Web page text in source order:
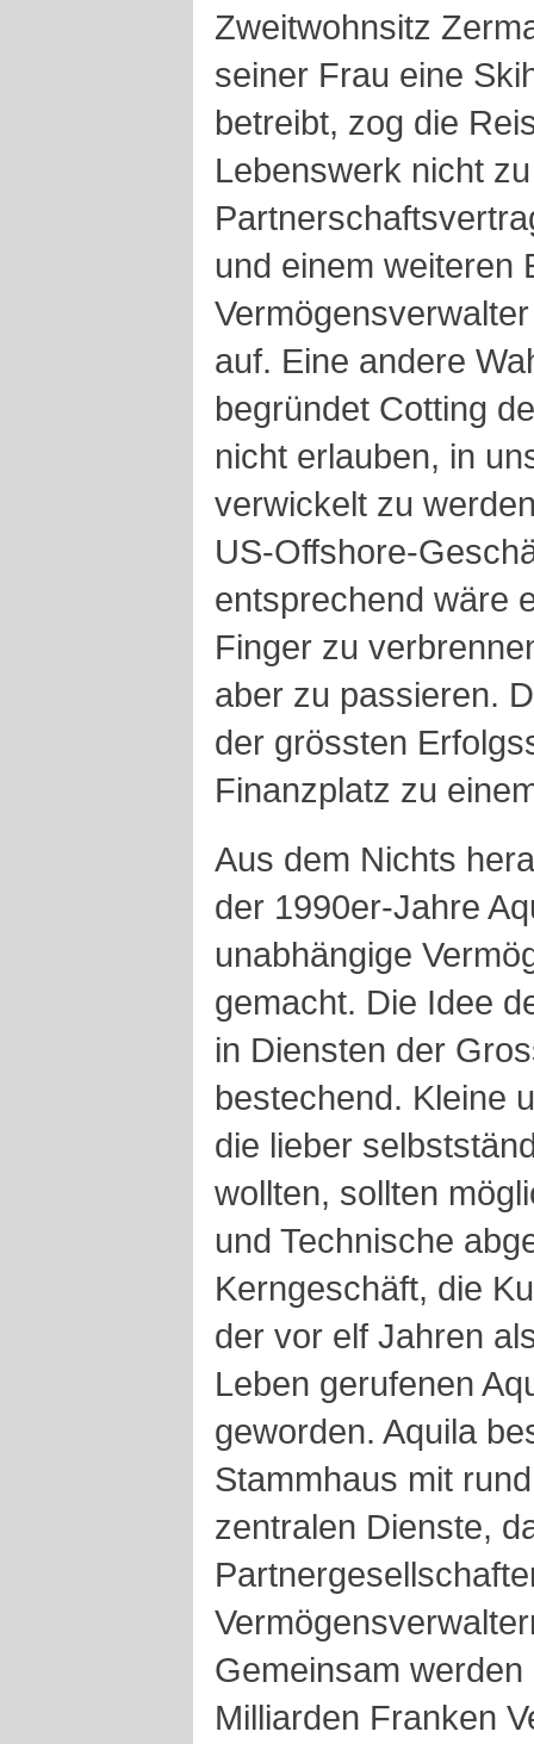
Zweitwohnsitz
seiner Frau eine
betreibt, zog die
Lebenswerk nicht
und einem weiteren
auf. Eine andere
begründet Cotting
nicht erlauben, in
verwickelt zu
US-Offshore-
entsprechend wäre
Finger zu
aber zu passieren.
der grössten
Finanzplatz zu
Aus dem Nichts
der 1990er-Jahre
unabhängige
gemacht. Die Idee
in Diensten der
bestechend. Kleine
die lieber
wollten, sollten
und Technische
Kerngeschäft, die
der vor elf Jahren
Leben gerufenen
geworden. Aquila
Stammhaus mit
zentralen Dienste,
Gemeinsam
Milliarden Franken